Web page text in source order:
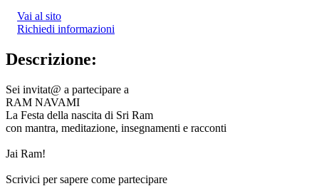
Vai al sito
Richiedi informazioni
Descrizione:
Sei invitat@ a partecipare a
RAM NAVAMI
La Festa della nascita di Sri Ram
con mantra, meditazione, insegnamenti e racconti
Jai Ram!
Scrivici per sapere come partecipare